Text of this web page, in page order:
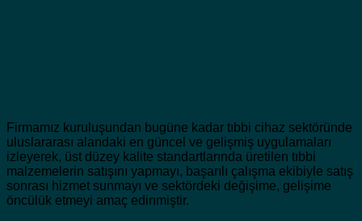
Firmamız kuruluşundan bugüne kadar tıbbi cihaz sektöründe
uluslararası alandaki en güncel ve gelişmiş uygulamaları
izleyerek, üst düzey kalite standartlarında üretilen tıbbi
malzemelerin satışını yapmayı, başarılı çalışma ekibiyle satış
sonrası hizmet sunmayı ve sektördeki değişime, gelişime
öncülük etmeyi amaç edinmiştir.